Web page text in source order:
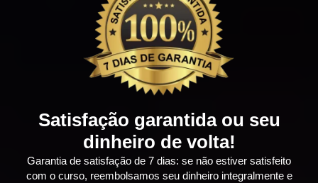
Satisfação garantida ou seu
dinheiro de volta!
Garantia de satisfação de 7 dias: se não estiver satisfeito
com o curso, reembolsamos seu dinheiro integralmente e